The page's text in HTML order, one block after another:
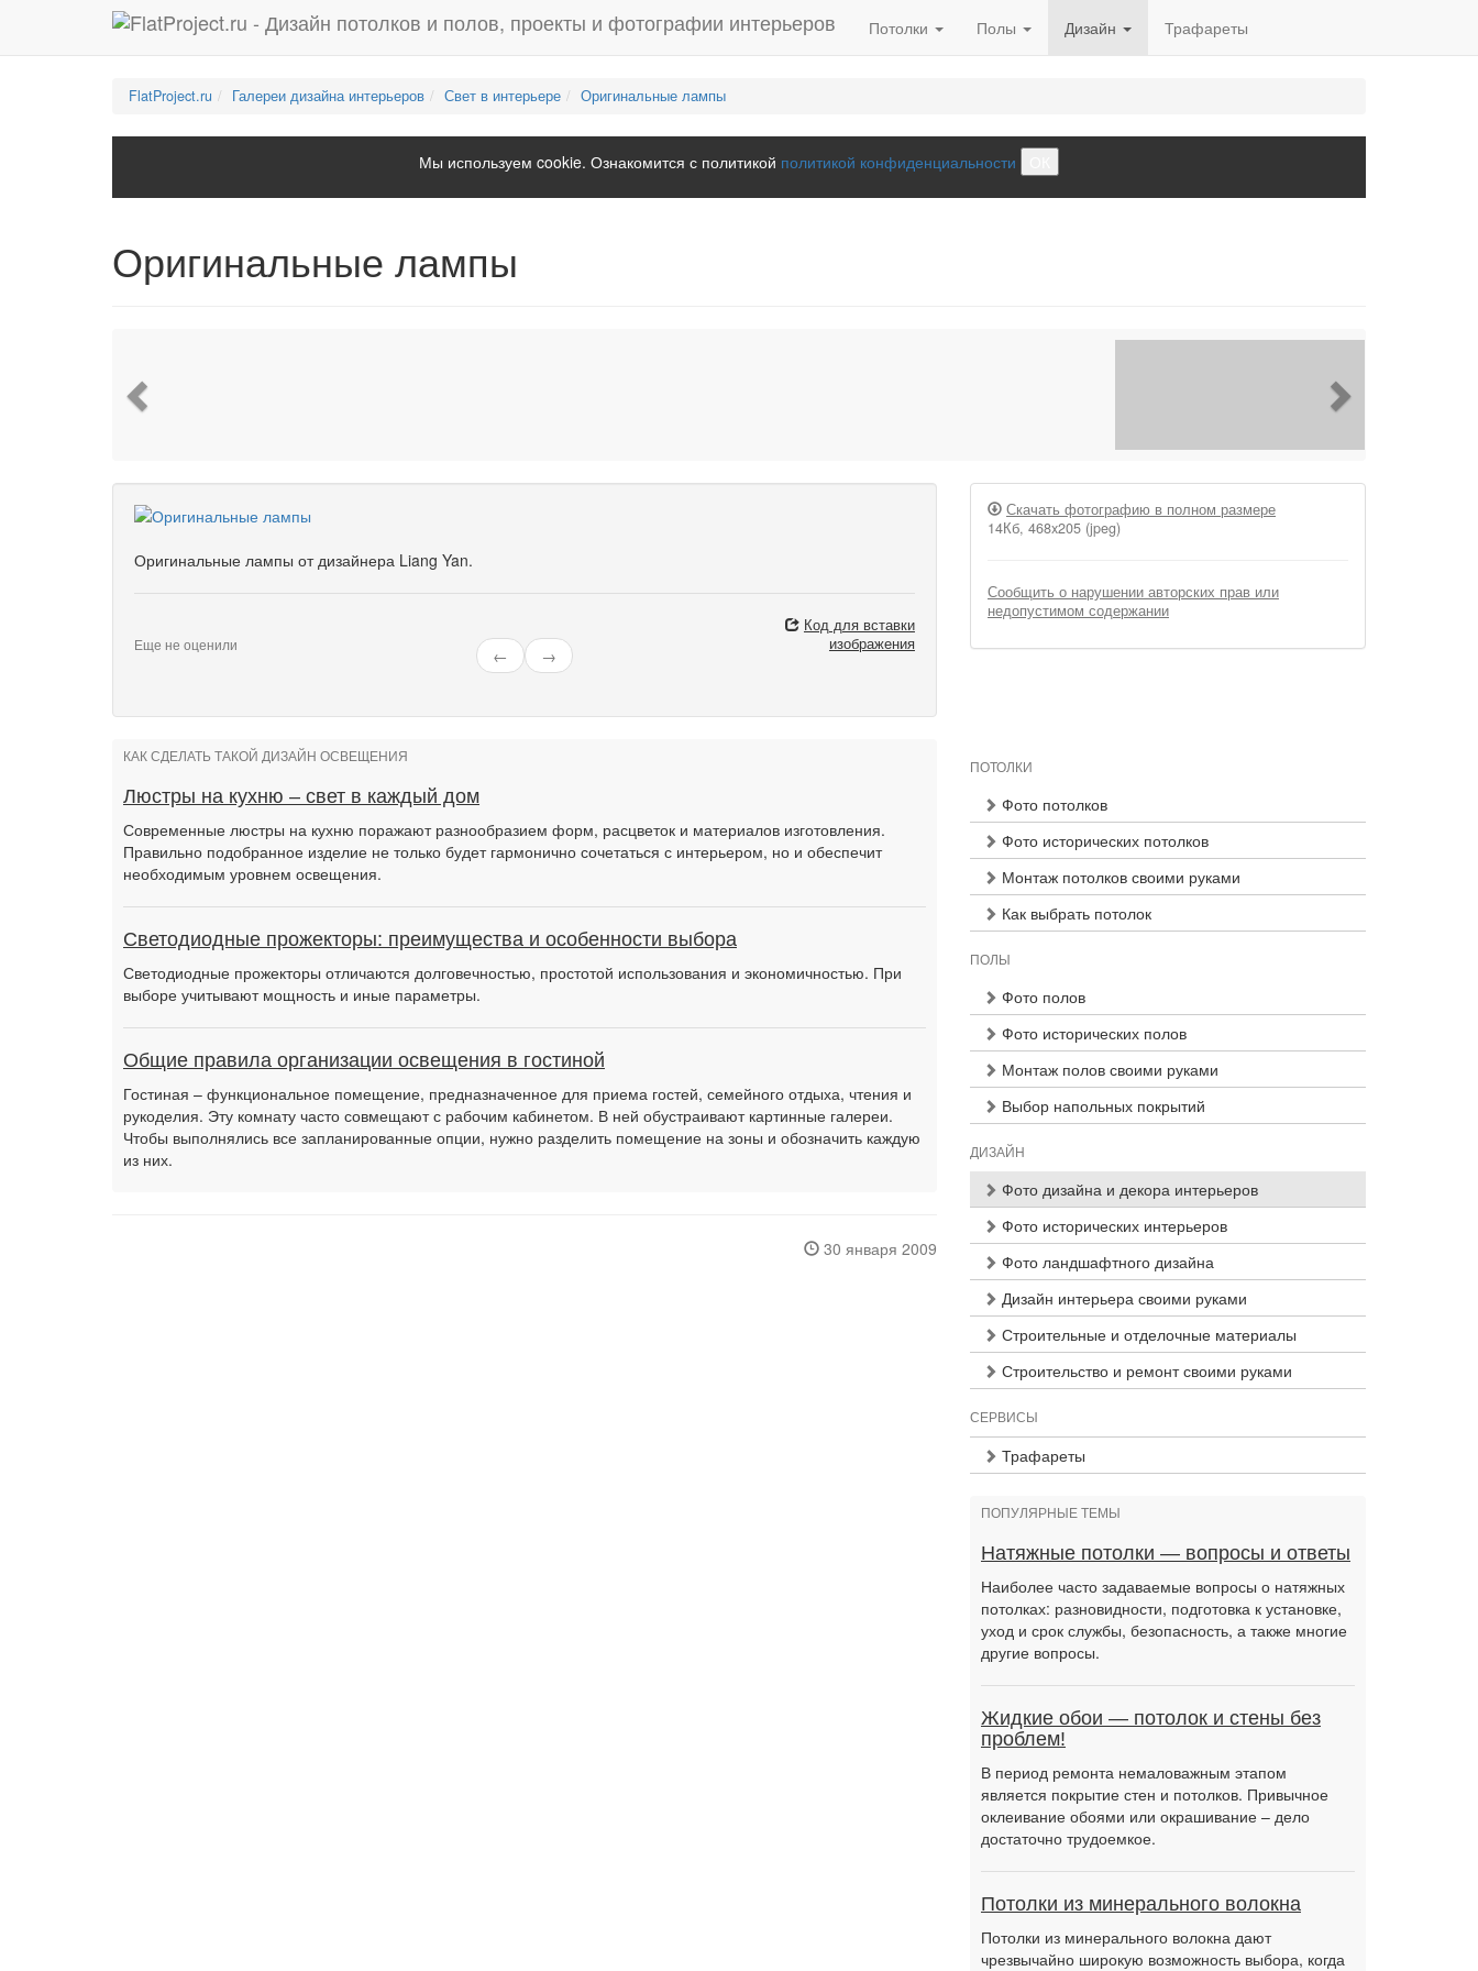
Потолки Полы Дизайн Трафареты
FlatProject.ru Галереи дизайна интерьеров Свет в интерьере Оригинальные лампы
Мы используем cookie. Ознакомится с политикой политикой конфиденциальности
Оригинальные лампы
Оригинальные лампы от дизайнера Liang Yan.
Еще не оценили
← →
Код для вставки
изображения
Скачать фотографию в полном размере
14Кб, 468x205 (jpeg)
Сообщить о нарушении авторских прав или
недопустимом содержании
КАК СДЕЛАТЬ ТАКОЙ ДИЗАЙН ОСВЕЩЕНИЯ
Люстры на кухню – свет в каждый дом
Современные люстры на кухню поражают разнообразием форм, расцветок и материалов изготовления.
Правильно подобранное изделие не только будет гармонично сочетаться с интерьером, но и обеспечит
необходимым уровнем освещения.
Светодиодные прожекторы: преимущества и особенности выбора
Светодиодные прожекторы отличаются долговечностью, простотой использования и экономичностью. При
выборе учитывают мощность и иные параметры.
Общие правила организации освещения в гостиной
Гостиная – функциональное помещение, предназначенное для приема гостей, семейного отдыха, чтения и
рукоделия. Эту комнату часто совмещают с рабочим кабинетом. В ней обустраивают картинные галереи.
Чтобы выполнялись все запланированные опции, нужно разделить помещение на зоны и обозначить каждую
из них.
30 января 2009
ПОТОЛКИ
Фото потолков
Фото исторических потолков
Монтаж потолков своими руками
Как выбрать потолок
ПОЛЫ
Фото полов
Фото исторических полов
Монтаж полов своими руками
Выбор напольных покрытий
ДИЗАЙН
Фото дизайна и декора интерьеров
Фото исторических интерьеров
Фото ландшафтного дизайна
Дизайн интерьера своими руками
Строительные и отделочные материалы
Строительство и ремонт своими руками
СЕРВИСЫ
Трафареты
ПОПУЛЯРНЫЕ ТЕМЫ
Натяжные потолки — вопросы и ответы
Наиболее часто задаваемые вопросы о натяжных
потолках: разновидности, подготовка к установке,
уход и срок службы, безопасность, а также многие
другие вопросы.
Жидкие обои — потолок и стены без
проблем!
В период ремонта немаловажным этапом
является покрытие стен и потолков. Привычное
оклеивание обоями или окрашивание – дело
достаточно трудоемкое.
Потолки из минерального волокна
Потолки из минерального волокна дают
чрезвычайно широкую возможность выбора, когда